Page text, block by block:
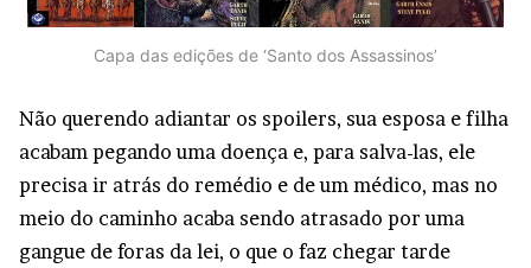
Capa das edições de ‘Santo dos Assassinos’
Não querendo adiantar os spoilers, sua esposa e filha
acabam pegando uma doença e, para salva-las, ele
precisa ir atrás do remédio e de um médico, mas no
meio do caminho acaba sendo atrasado por uma
gangue de foras da lei, o que o faz chegar tarde